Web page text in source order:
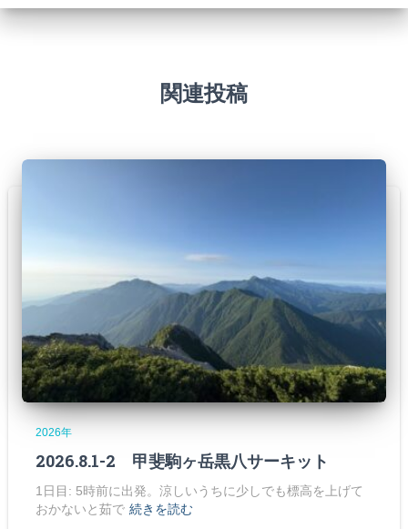
関連投稿
2026年
2026.8.1-2 甲斐駒ヶ岳黒八サーキット
1日目: 5時前に出発。涼しいうちに少しでも標高を上げて
おかないと茹で 続きを読む